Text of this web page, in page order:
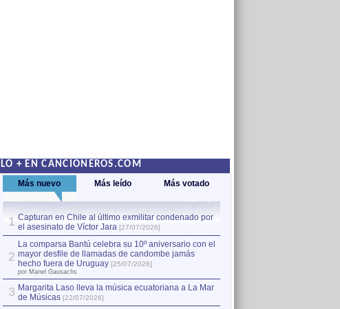
LO + EN CANCIONEROS.COM
Más nuevo Más leído Más votado
1 Capturan en Chile al último exmilitar condenado por
el asesinato de Víctor Jara [27/07/2026]
2
La comparsa Bantú celebra su 10º aniversario con el
mayor desfile de llamadas de candombe jamás
hecho fuera de Uruguay [25/07/2026]
por Manel Gausachs
3 Margarita Laso lleva la música ecuatoriana a La Mar
de Músicas [22/07/2026]